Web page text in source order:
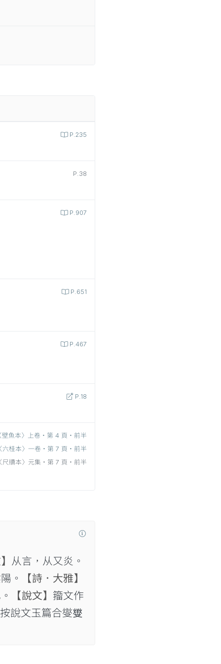
P.235
P.38
P.907
P.651
P.467
P.18
壁魚本〉上卷‧第 4 頁‧前半
六桂本〉一卷‧第 7 頁‧前半
尺牘本〉元集‧第 7 頁‧前半
从言，从又炎。
。
【詩．大雅】
【說文】 籀文作
說文玉篇合燮𤍛